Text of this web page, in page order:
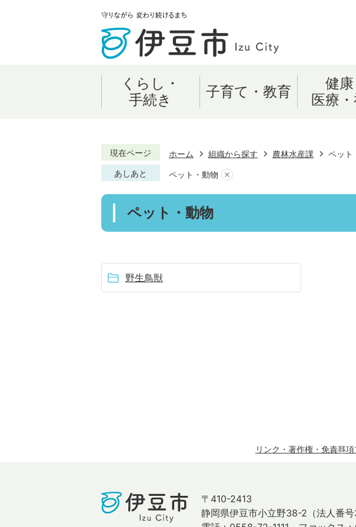
くらし・
手続き
子育て・教育
健康
医療
現在ページ ホーム 組織から探す 農林水産課
ペット
あしあと
ペット・動物
ペット・動物
野生鳥獣
リンク・著作権・免責事項
〒410-2413
静岡県伊豆市小立野38-2 （法人番